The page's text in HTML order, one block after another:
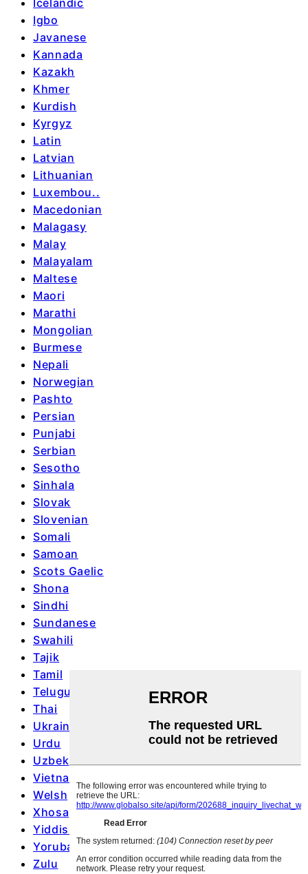
Igbo
Javanese
Kannada
Kazakh
Khmer
Kurdish
Kyrgyz
Latin
Latvian
Lithuanian
Luxembou..
Macedonian
Malagasy
Malay
Malayalam
Maltese
Maori
Marathi
Mongolian
Burmese
Nepali
Norwegian
Pashto
Persian
Punjabi
Serbian
Sesotho
Sinhala
Slovak
Slovenian
Somali
Samoan
Scots Gaelic
Shona
Sindhi
Sundanese
Swahili
Tajik
Tamil
Telugu
Thai
Ukrainian
Urdu
Uzbek
Vietnamese
Welsh
Xhosa
Yiddish
Yoruba
Zulu